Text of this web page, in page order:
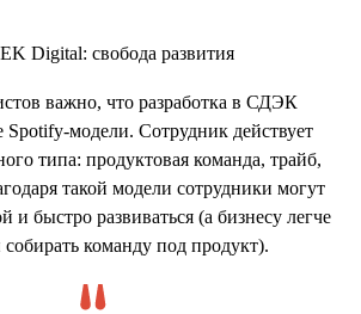
важно, что разработка в СДЭК
Spotify-модели. Сотрудник действует
типа: продуктовая команда, трайб,
такой модели сотрудники могут
и быстро развиваться (а бизнесу легче
команду под продукт).